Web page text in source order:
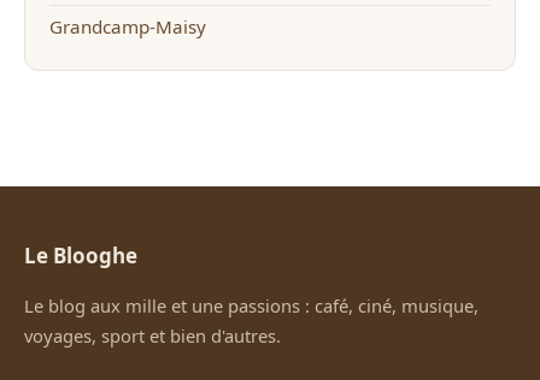
Grandcamp-Maisy
Le Blooghe
Le blog aux mille et une passions : café, ciné, musique,
voyages, sport et bien d'autres.